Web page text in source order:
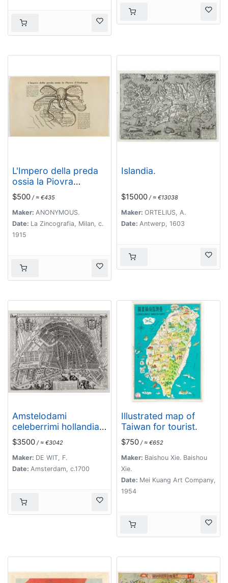
L'Impero della preda
ossia la Piovra
d'Absburgo.
$500 / ≈ €435
Maker: ANONYMOUS.
Date: La Zincografia, Milan, c.
1915
Islandia.
$15000 / ≈ €13038
Maker: ORTELIUS, A.
Date: Antwerp, 1603
Amstelodami
celeberrimi hollandiae
emporii delineatio
nova.
$3500 / ≈ €3042
Maker: DE WIT, F.
Date: Amsterdam, c.1700
Illustrated map of
Taiwan for tourist.
$750 / ≈ €652
Maker: Baishou Xie. Baishou
Xie.
Date: Mei Kuang Art Company,
1954